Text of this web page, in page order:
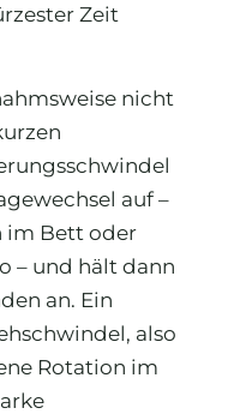
Zeit
nicht
auf –
im Bett oder
– und hält dann
an. Ein
also
Rotation im